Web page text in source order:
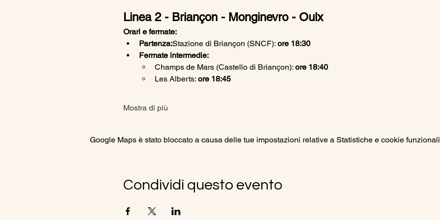
Linea 2 - Briançon - Monginevro - Oulx
Orari e fermate:
Partenza:Stazione di Briançon (SNCF): ore 18:30
Fermate intermedie:
Champs de Mars (Castello di Briançon): ore 18:40
Les Alberts: ore 18:45
Mostra di più
Google Maps è stato bloccato a causa delle tue impostazioni relative a Statistiche e cookie
Condividi questo evento